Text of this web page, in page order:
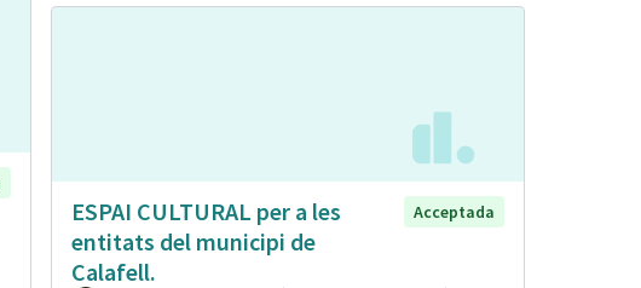
ESPAI CULTURAL per a les
entitats del municipi de
Calafell.
Acceptada